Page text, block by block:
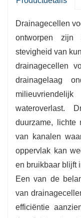
Drainagecellen
ontworpen
stevigheid van
drainagecellen
drainagelaag
wateroverlast.
duurzame, lichte
van kanalen
oppervlak kan
en bruikbaar blijft
Een van de
van
efficiëntie